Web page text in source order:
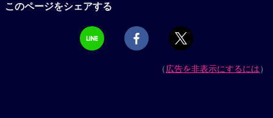
このページをシェアする
（広告を非表示にするには）